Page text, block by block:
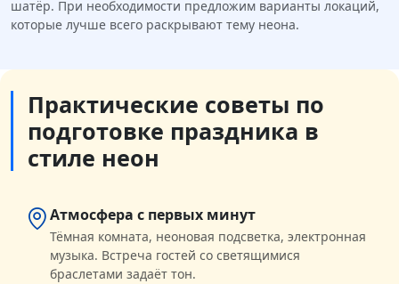
шатёр. При необходимости предложим варианты локаций,
которые лучше всего раскрывают тему неона.
Практические советы по
подготовке праздника в
стиле неон
Атмосфера с первых минут
Тёмная комната, неоновая подсветка, электронная
музыка. Встреча гостей со светящимися
браслетами задаёт тон.